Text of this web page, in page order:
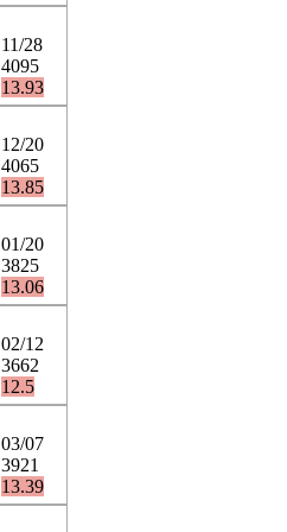
11/28
4095
13.93
12/20
4065
13.85
01/20
3825
13.06
02/12
3662
12.5
03/07
3921
13.39